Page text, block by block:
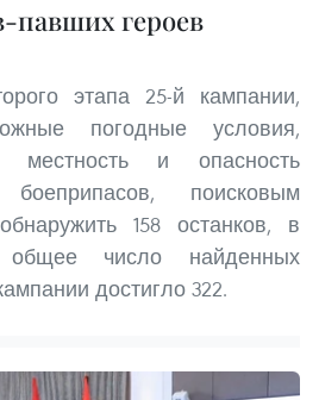
павших героев
этапа 25-й кампании,
погодные условия,
местность и опасность
боеприпасов, поисковым
158 останков, в
общее число найденных
достигло 322.